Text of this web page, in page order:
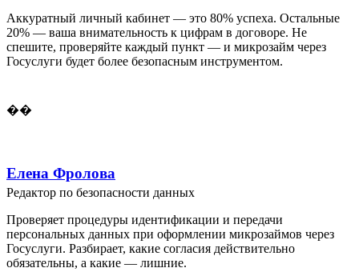
Аккуратный личный кабинет — это 80% успеха. Остальные
20% — ваша внимательность к цифрам в договоре. Не
спешите, проверяйте каждый пункт — и микрозайм через
Госуслуги будет более безопасным инструментом.
��
Елена Фролова
Редактор по безопасности данных
Проверяет процедуры идентификации и передачи
персональных данных при оформлении микрозаймов через
Госуслуги. Разбирает, какие согласия действительно
обязательны, а какие — лишние.